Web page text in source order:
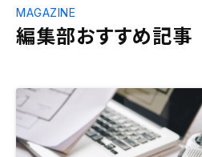
編集部おすすめ記事
MAGAZINE